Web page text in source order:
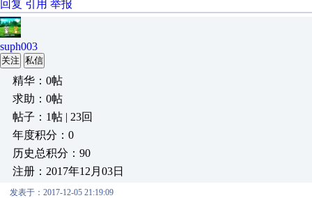
回复 引用 举报
suph003
关注 私信
精华：0帖
求助：0帖
帖子：1帖 | 23回
年度积分：0
历史总积分：90
注册：2017年12月03日
发表于：2017-12-05 21:19:09